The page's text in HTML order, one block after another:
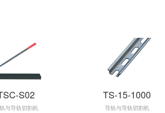
S02
与导轨切割机
TS-15-1000
导轨与导轨切割机